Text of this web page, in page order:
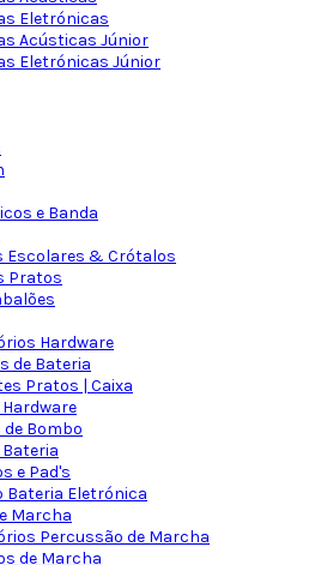
Eletrónicas
Acústicas Júnior
Eletrónicas Júnior
e Banda
Escolares & Crótalos
Pratos
Hardware
de Bateria
Pratos | Caixa
de Bombo
e Pad's
Bateria Eletrónica
Marcha
Percussão de Marcha
de Marcha